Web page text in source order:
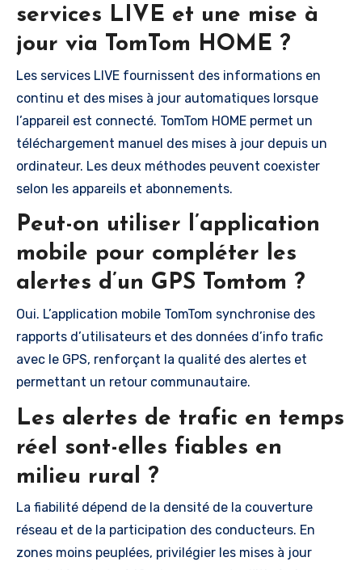
services LIVE et une mise à
jour via TomTom HOME ?
Les services LIVE fournissent des informations en
continu et des mises à jour automatiques lorsque
l’appareil est connecté. TomTom HOME permet un
téléchargement manuel des mises à jour depuis un
ordinateur. Les deux méthodes peuvent coexister
selon les appareils et abonnements.
Peut-on utiliser l’application
mobile pour compléter les
alertes d’un GPS Tomtom ?
Oui. L’application mobile TomTom synchronise des
rapports d’utilisateurs et des données d’info trafic
avec le GPS, renforçant la qualité des alertes et
permettant un retour communautaire.
Les alertes de trafic en temps
réel sont-elles fiables en
milieu rural ?
La fiabilité dépend de la densité de la couverture
réseau et de la participation des conducteurs. En
zones moins peuplées, privilégier les mises à jour